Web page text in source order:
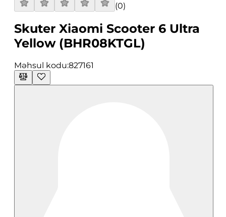
(0)
Skuter Xiaomi Scooter 6 Ultra
Yellow (BHR08KTGL)
Məhsul kodu:827161